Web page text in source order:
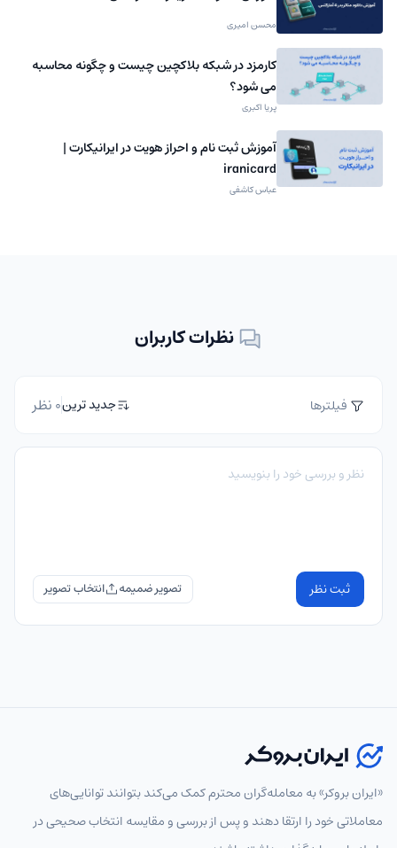
محسن امیری
کارمزد در شبکه بلاکچین چیست و چگونه محاسبه
می شود؟
پریا اکبری
آموزش ثبت نام و احراز هویت در ایرانیکارت |
iranicard
عباس کاشفی
نظرات کاربران
فیلترها جدید ترین0 نظر
ثبت نظر تصویر ضمیمه
«ایران بروکر» به معامله‌گران محترم کمک می‌کند بتوانند توانایی‌های
معاملاتی خود را ارتقا دهند و پس از بررسی و مقایسه انتخاب‌ صحیحی در